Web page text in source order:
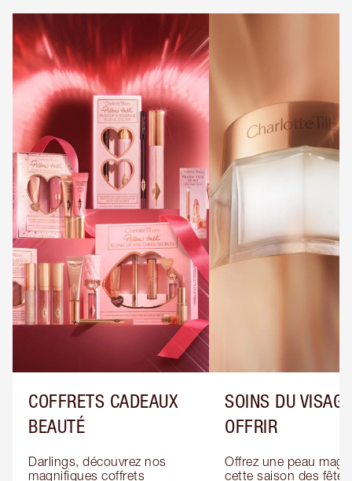
COFFRETS CADEAUX
BEAUTÉ
Darlings, découvrez nos
magnifiques coffrets
SOINS DU
OFFRIR
Offrez une peau
cette saison des fêtes